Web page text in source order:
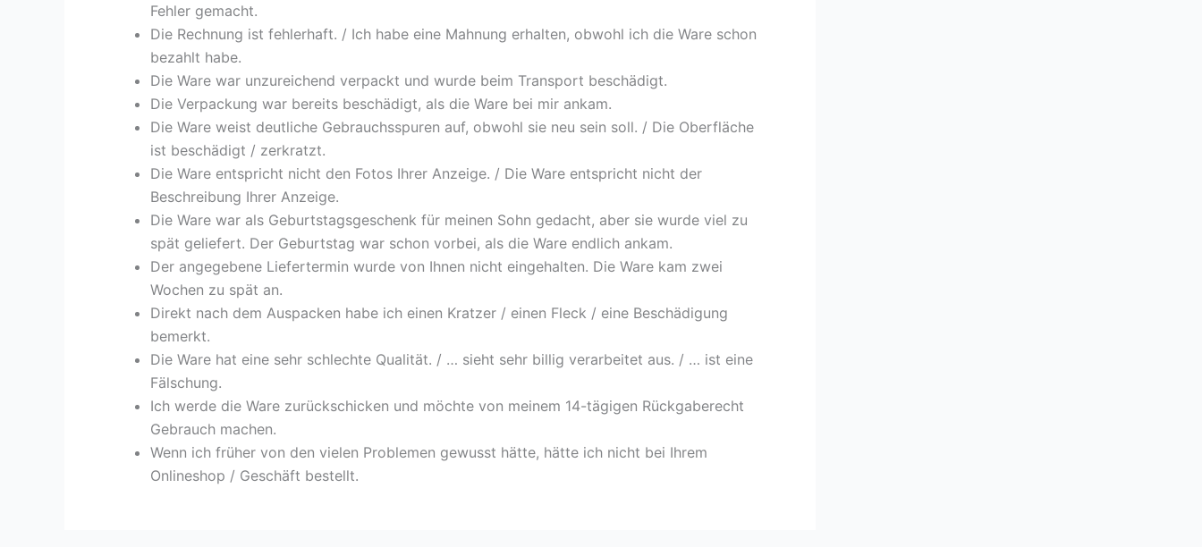
Fehler gemacht.
Die Rechnung ist fehlerhaft. / Ich habe eine Mahnung erhalten, obwohl ich die Ware schon
bezahlt habe.
Die Ware war unzureichend verpackt und wurde beim Transport beschädigt.
Die Verpackung war bereits beschädigt, als die Ware bei mir ankam.
Die Ware weist deutliche Gebrauchsspuren auf, obwohl sie neu sein soll. / Die Oberfläche
ist beschädigt / zerkratzt.
Die Ware entspricht nicht den Fotos Ihrer Anzeige. / Die Ware entspricht nicht der
Beschreibung Ihrer Anzeige.
Die Ware war als Geburtstagsgeschenk für meinen Sohn gedacht, aber sie wurde viel zu
spät geliefert. Der Geburtstag war schon vorbei, als die Ware endlich ankam.
Der angegebene Liefertermin wurde von Ihnen nicht eingehalten. Die Ware kam zwei
Wochen zu spät an.
Direkt nach dem Auspacken habe ich einen Kratzer / einen Fleck / eine Beschädigung
bemerkt.
Die Ware hat eine sehr schlechte Qualität. / … sieht sehr billig verarbeitet aus. / … ist eine
Fälschung.
Ich werde die Ware zurückschicken und möchte von meinem 14-tägigen Rückgaberecht
Gebrauch machen.
Wenn ich früher von den vielen Problemen gewusst hätte, hätte ich nicht bei Ihrem
Onlineshop / Geschäft bestellt.